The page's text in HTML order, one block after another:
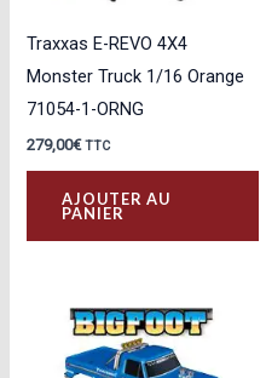
Traxxas E-REVO 4X4
Monster Truck 1/16 Orange
71054-1-ORNG
279,00€ TTC
AJOUTER AU
PANIER